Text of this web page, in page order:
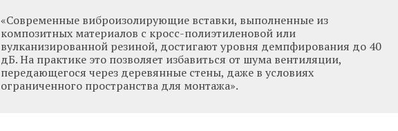
«Современные виброизолирующие вставки, выполненные из
композитных материалов с кросс-полиэтиленовой или
вулканизированной резиной, достигают уровня демпфирования до 40
дБ. На практике это позволяет избавиться от шума вентиляции,
передающегося через деревянные стены, даже в условиях
ограниченного пространства для монтажа».